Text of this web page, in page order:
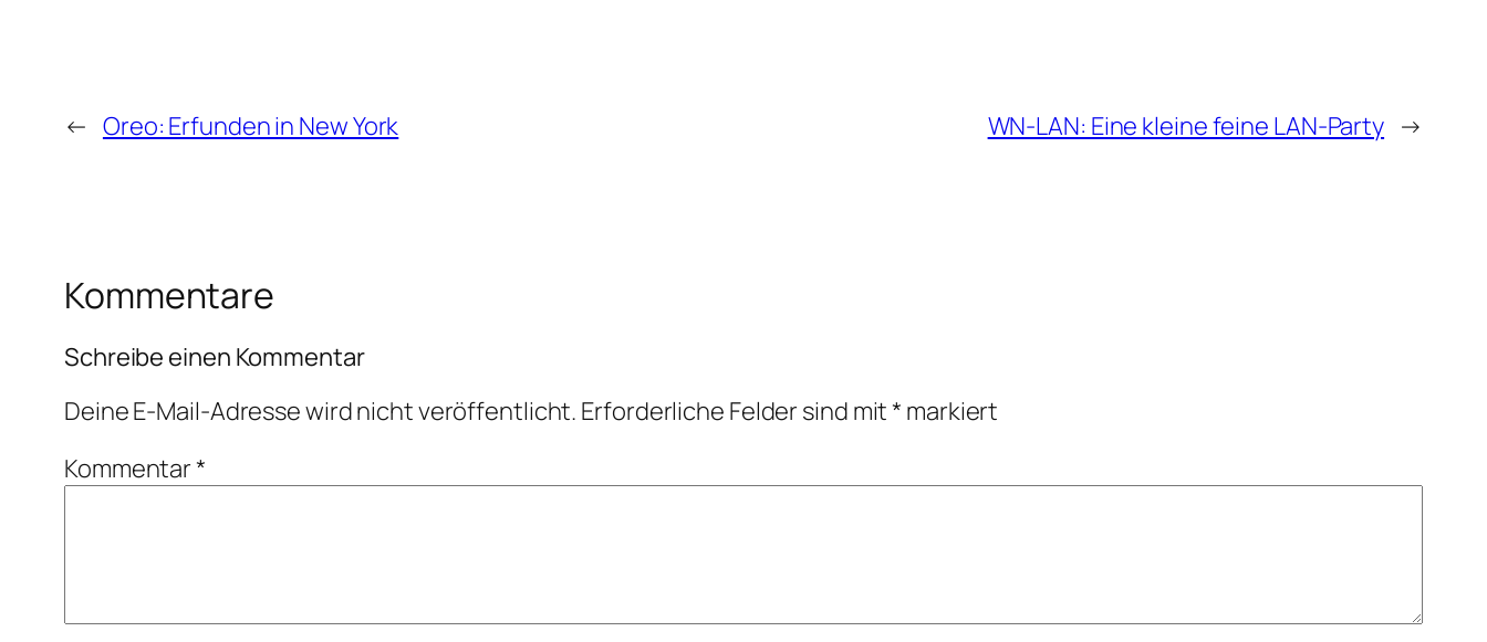
← Oreo: Erfunden in New York WN-LAN: Eine kleine feine LAN-Party →
Kommentare
Schreibe einen Kommentar
Deine E-Mail-Adresse wird nicht veröffentlicht. Erforderliche Felder sind mit* markiert
Kommentar*